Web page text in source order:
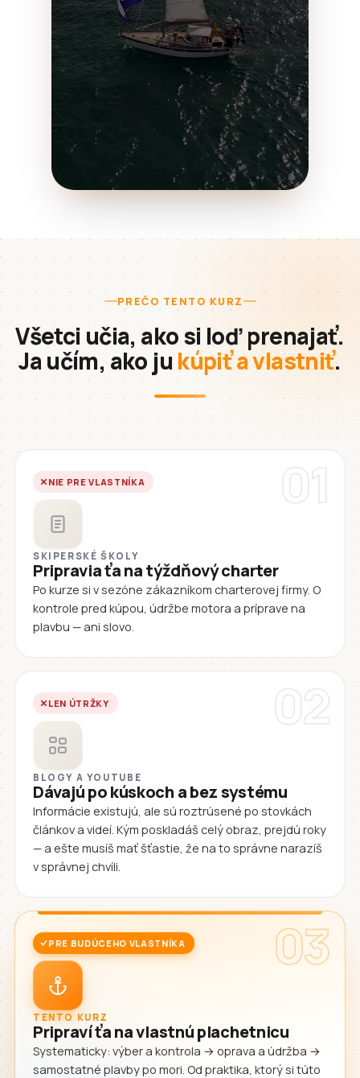
PREČO TENTO KURZ
Všetci učia, ako si loď prenajať.
Ja učím, ako ju kúpiť a vlastniť.
01
NIE PRE VLASTNÍKA
SKIPERSKÉ ŠKOLY
Pripravia ťa na týždňový charter
Po kurze si v sezóne zákazníkom charterovej firmy. O
kontrole pred kúpou, údržbe motora a príprave na
plavbu — ani slovo.
02
LEN ÚTRŽKY
BLOGY A YOUTUBE
Dávajú po kúskoch a bez systému
Informácie existujú, ale sú roztrúsené po stovkách
článkov a videí. Kým poskladáš celý obraz, prejdú roky
— a ešte musíš mať šťastie, že na to správne narazíš
v správnej chvíli.
03
PRE BUDÚCEHO VLASTNÍKA
TENTO KURZ
Pripraví ťa na vlastnú plachetnicu
Systematicky: výber a kontrola → oprava a údržba →
samostatné plavby po mori. Od praktika, ktorý si túto